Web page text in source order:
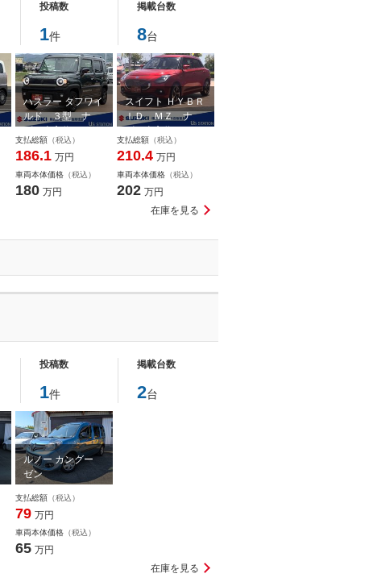
投稿数
1件
掲載台数
8台
ハスラー タフワイ
ルド ３型 ナ
ビ・全方位カメ
ラ・ＥＴＣ・Ｆ…
支払総額 （税込）
186.1 万円
車両本体価格 （税込）
180 万円
スイフト ＨＹＢＲ
ＩＤ ＭＺ ナ
ビ・全方位カメ
ラ・フロントド…
支払総額 （税込）
210.4 万円
車両本体価格 （税込）
202 万円
在庫を見る
投稿数
1件
掲載台数
2台
ルノー カングー
ゼン
支払総額 （税込）
79 万円
車両本体価格 （税込）
65 万円
在庫を見る